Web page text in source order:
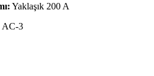
Yaklaşık 200 A
AC-3